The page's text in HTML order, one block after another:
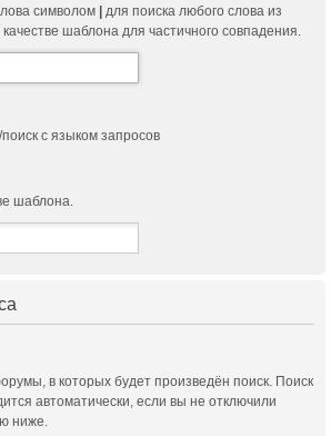
символом | для поиска любого слова из
качестве шаблона для частичного совпадения.
с языком запросов
шаблона.
в которых будет произведён поиск. Поиск
автоматически, если вы не отключили
ниже.